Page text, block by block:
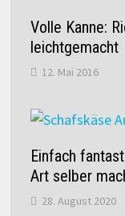
Volle Kanne:
leichtgemacht
12. Mai 2016
Einfach
Art selber
28. August 2020